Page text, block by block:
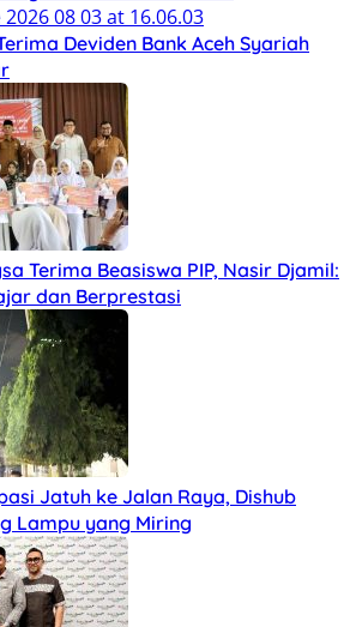
Deviden Bank Aceh Syariah
Terima Beasiswa PIP, Nasir Djamil:
dan Berprestasi
Jatuh ke Jalan Raya, Dishub
Lampu yang Miring